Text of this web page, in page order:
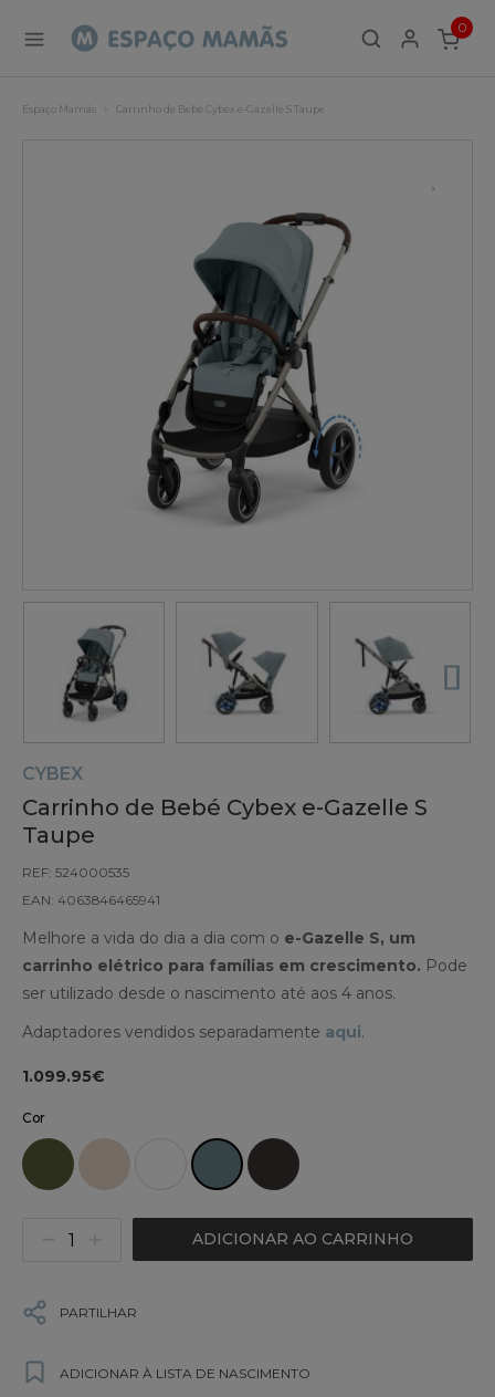
0
ITEMS
Espaço Mamãs Carrinho de Bebé Cybex e-Gazelle S Taupe
CYBEX
Carrinho de Bebé Cybex e-Gazelle S
Taupe
REF: 524000535
EAN: 4063846465941
Melhore a vida do dia a dia com o e-Gazelle S, um
carrinho elétrico para famílias em crescimento. Pode
ser utilizado desde o nascimento até aos 4 anos.
Adaptadores vendidos separadamente aqui.
1.099.95€
Cor
ADICIONAR AO CARRINHO
PARTILHAR
ADICIONAR À LISTA DE NASCIMENTO